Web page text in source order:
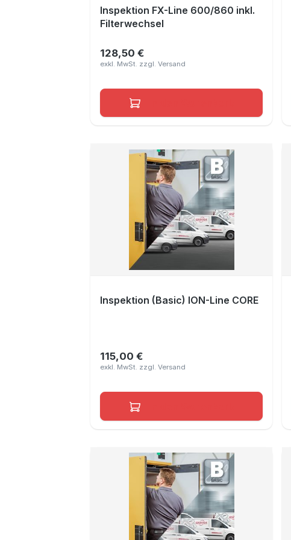
Inspektion FX-Line 600/860 inkl.
Filterwechsel
Regulärer Preis:
128,50 €
Inspektion (Basic) ION-Line CORE
Regulärer Preis:
115,00 €